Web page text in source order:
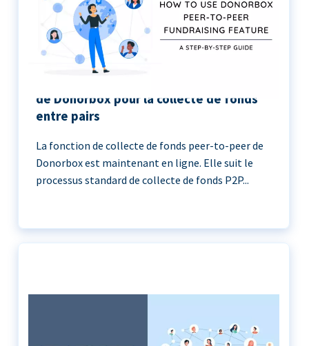
de Donorbox pour la collecte de fonds
entre pairs
La fonction de collecte de fonds peer-to-peer de
Donorbox est maintenant en ligne. Elle suit le
processus standard de collecte de fonds P2P...